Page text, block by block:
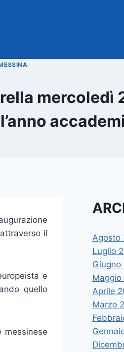
mercoledì
il
e
quello
messinese
Agosto
Luglio
Giugno
Aprile
Marzo